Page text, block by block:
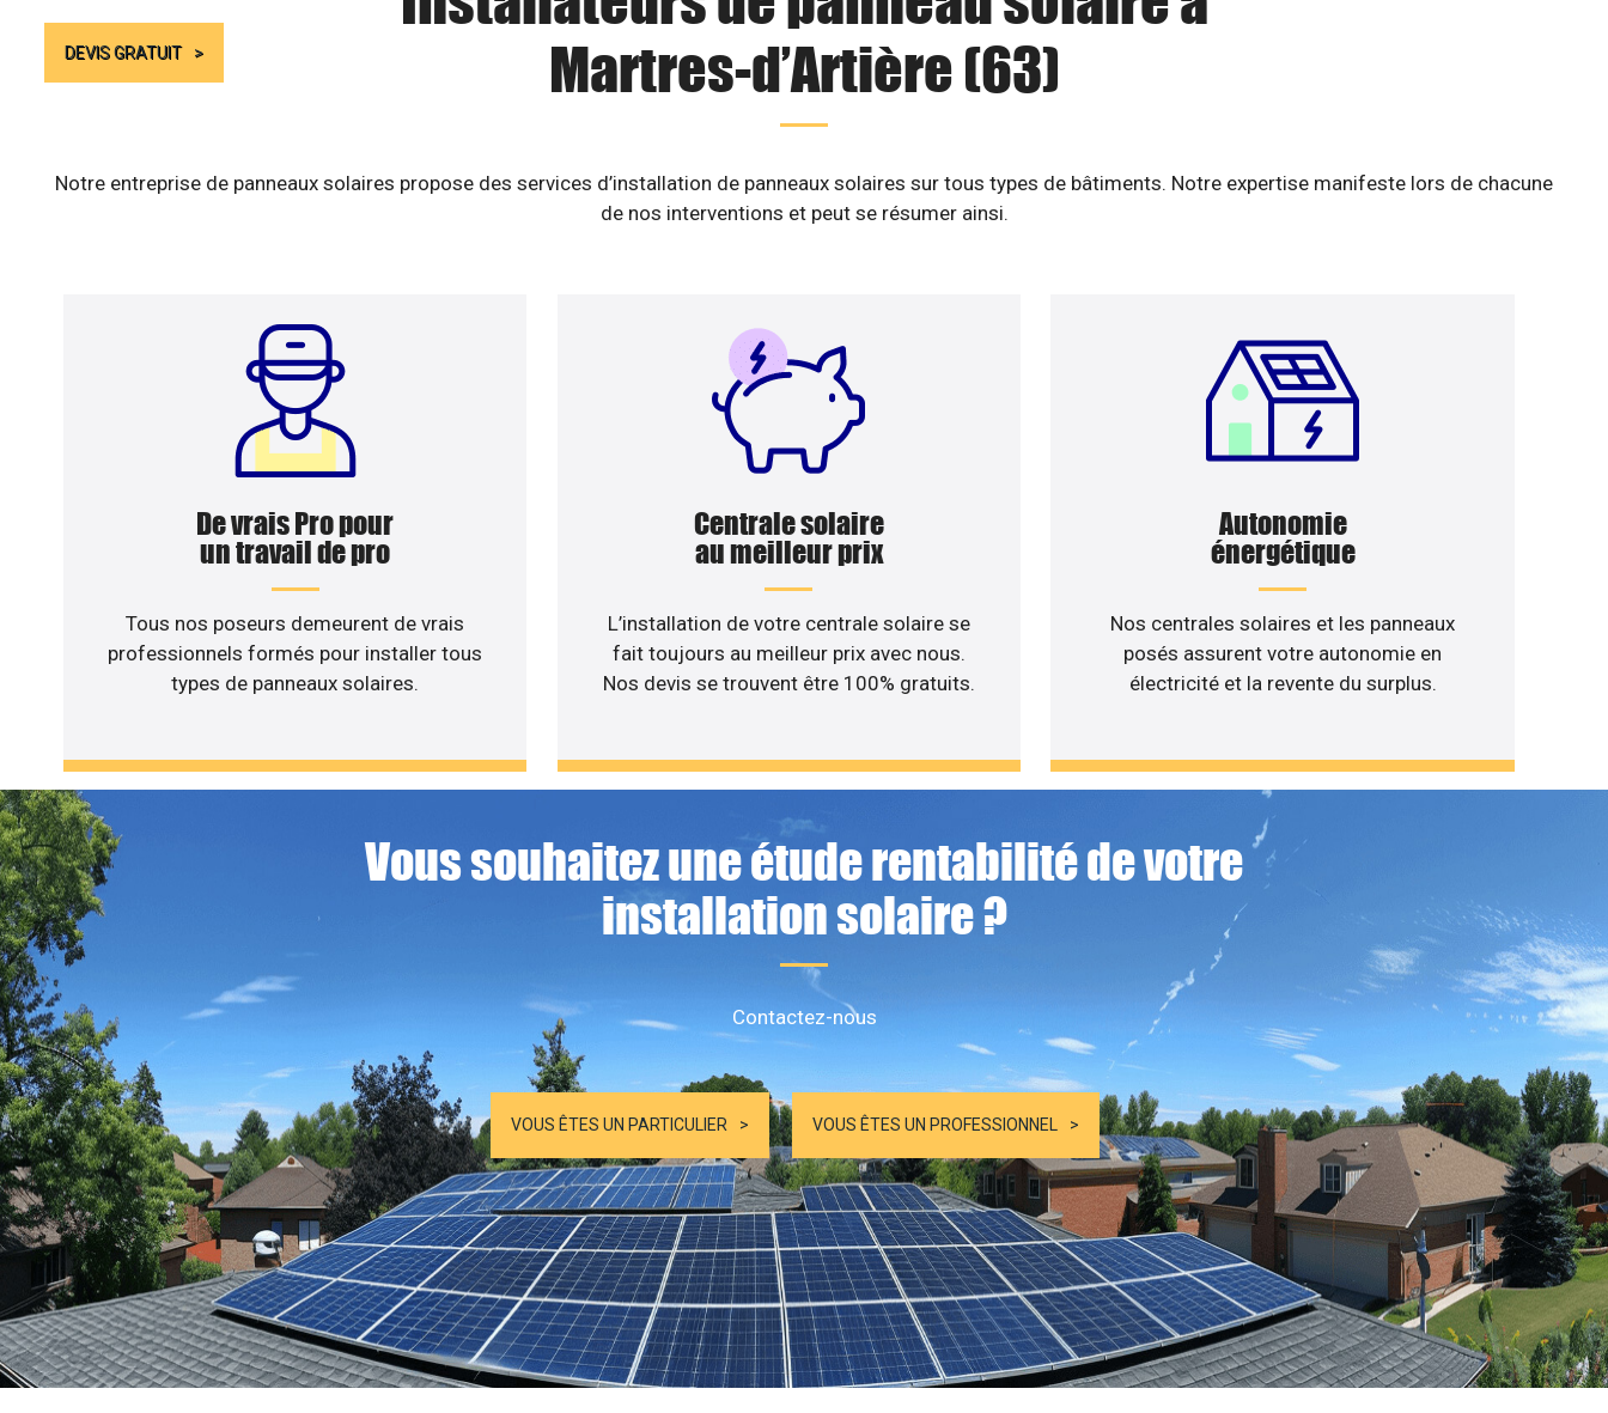
DEVIS GRATUIT
Martres-d’Artière (63)
Notre entreprise de panneaux solaires propose des services d’installation de panneaux solaires sur tous types de bâtiments. Notre expertise manifeste lors de chacune
de nos interventions et peut se résumer ainsi.
De vrais Pro pour
un travail de pro
Tous nos poseurs demeurent de vrais
professionnels formés pour installer tous
types de panneaux solaires.
Centrale solaire
au meilleur prix
L’installation de votre centrale solaire se
fait toujours au meilleur prix avec nous.
Nos devis se trouvent être 100% gratuits.
Autonomie
énergétique
Nos centrales solaires et les panneaux
posés assurent votre autonomie en
électricité et la revente du surplus.
Vous souhaitez une étude rentabilité de votre
installation solaire ?
Contactez-nous
VOUS ÊTES UN PARTICULIER VOUS ÊTES UN PROFESSIONNEL